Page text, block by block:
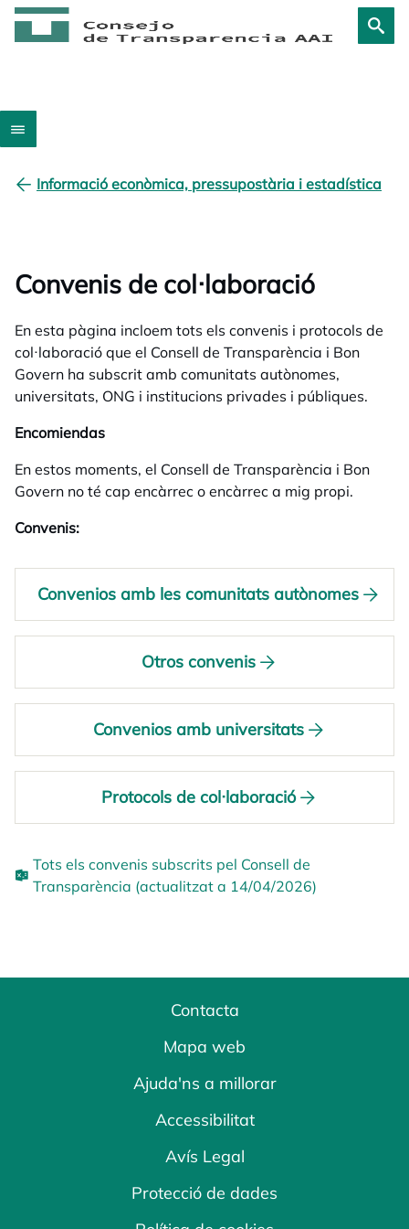
Informació econòmica, pressupostària i estadística
Convenis de col·laboració
En esta pàgina incloem tots els convenis i protocols de
col·laboració que el Consell de Transparència i Bon
Govern ha subscrit amb comunitats autònomes,
universitats, ONG i institucions privades i públiques.
Encomiendas
En estos moments, el Consell de Transparència i Bon
Govern no té cap encàrrec o encàrrec a mig propi.
Convenis:
Convenios amb les comunitats autònomes
Otros convenis
Convenios amb universitats
Protocols de col·laboració
Tots els convenis subscrits pel Consell de
Transparència (actualitzat a 14/04/2026)
Contacta
Mapa web
Ajuda'ns a millorar
Accessibilitat
Avís Legal
Protecció de dades